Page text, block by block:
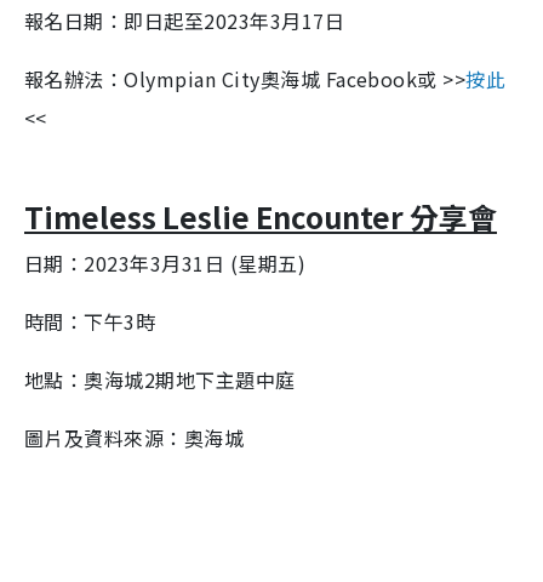
報名日期：即日起至2023年3月17日
報名辦法：Olympian City奧海城 Facebook或 >>按此
<<
Timeless Leslie Encounter 分享會
日期：2023年3月31日 (星期五)
時間：下午3時
地點：奧海城2期地下主題中庭
圖片及資料來源：奧海城